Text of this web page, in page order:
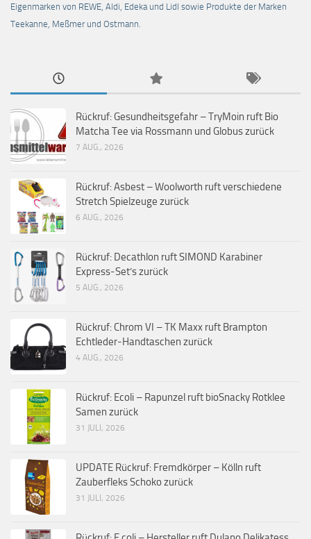
Eigenmarken von REWE, Aldi, Edeka und Lidl sowie Produkte der Marken
Teekanne, Meßmer und Ostmann.
Rückruf: Gesundheitsgefahr – TryMoin ruft Bio
Matcha Tee via Rossmann und Globus zurück
7 AUG., 2026
Rückruf: Asbest – Woolworth ruft verschiedene
Stretch Spielzeuge zurück
6 AUG., 2026
Rückruf: Decathlon ruft SIMOND Karabiner
Express-Set’s zurück
5 AUG., 2026
Rückruf: Chrom VI – TK Maxx ruft Brampton
Echtleder-Handtaschen zurück
4 AUG., 2026
Rückruf: Ecoli – Rapunzel ruft bioSnacky Rotklee
Samen zurück
31 JULI, 2026
UPDATE Rückruf: Fremdkörper – Kölln ruft
Zauberfleks Schoko zurück
31 JULI, 2026